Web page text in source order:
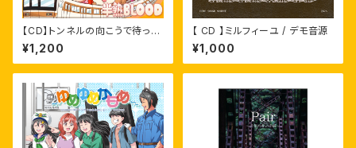
【CD】トンネルの向こうで待って
る。( CD )
¥1,200
【 CD 】ミルフィーユ / デモ音源
¥1,000